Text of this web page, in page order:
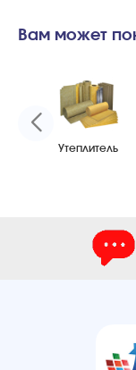
Вам может
Утеплитель